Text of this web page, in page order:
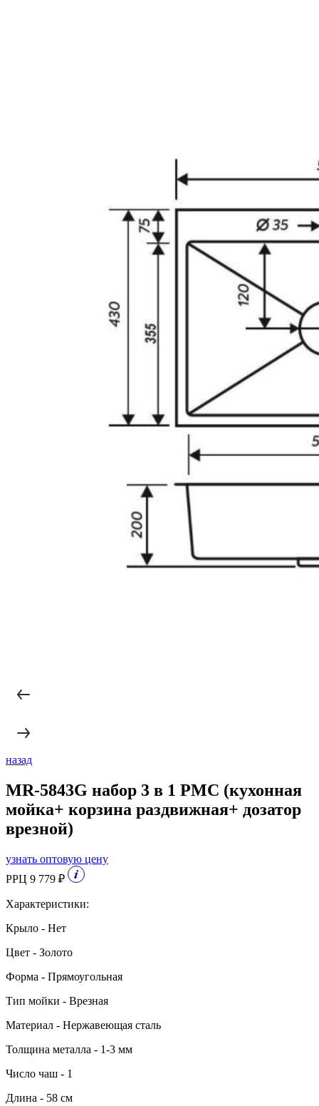
назад
MR-5843G набор 3 в 1 РМС (кухонная
мойка+ корзина раздвижная+ дозатор
врезной)
узнать оптовую цену
РРЦ 9 779 ₽
Характеристики:
Крыло - Нет
Цвет - Золото
Форма - Прямоугольная
Тип мойки - Врезная
Материал - Нержавеющая сталь
Толщина металла - 1-3 мм
Число чаш - 1
Длина - 58 см